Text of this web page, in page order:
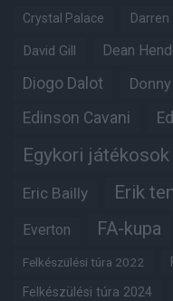
Crystal Palace
David Gill Dean
Diogo Dalot
Edinson Cavani
Egykori játékosok
Eric Bailly Erik
Everton FA-kupa
Felkészülési túra 2022
Felkészülési túra 2024